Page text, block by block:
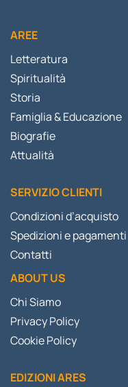
AREE
Letteratura
Spiritualità
Storia
Famiglia & Educazione
Biografie
Attualità
SERVIZIO CLIENTI
Condizioni d’acquisto
Spedizioni e pagamenti
Contatti
ABOUT US
Chi Siamo
Privacy Policy
Cookie Policy
EDIZIONI ARES